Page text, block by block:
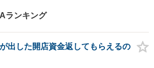
ランキング
出した開店資金返してもらえるの